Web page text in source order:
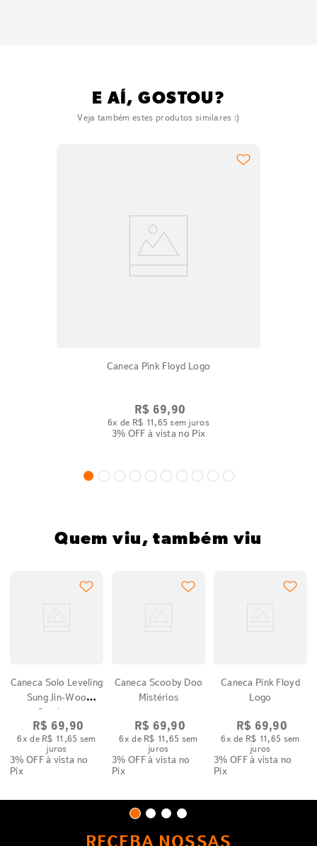
E AÍ, GOSTOU?
Veja também estes produtos similares :)
Caneca Pink Floyd Logo
R$ 69,90
6x de R$ 11 ,65 sem juros
3% OFF à vista no Pix
Quem viu, também viu
Caneca Solo Leveling
Sung Jin-Woo
Sombras
R$ 69,90
6x de R$ 11 ,65 sem
juros
3% OFFà vista no
Pix
Caneca Scooby Doo
Mistérios
R$ 69,90
6x de R$ 11 ,65 sem
juros
3% OFFà vista no
Pix
Caneca Pink Floyd
Logo
R$ 69,90
6x de R$ 11 ,65 sem
juros
3% OFFà vista no
Pix
RECEBA NOSSAS